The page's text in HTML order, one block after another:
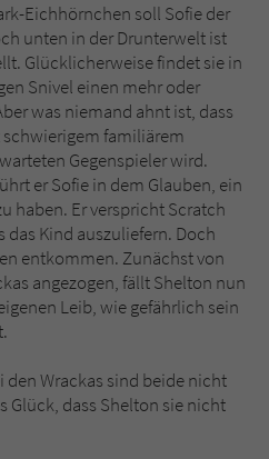
Eichhörnchen soll Sofie der
unten in der Drunterwelt ist
Glücklicherweise findet sie in
Snivel einen mehr oder
was niemand ahnt ist, dass
familiärem
Gegenspieler wird.
er Sofie in dem Glauben, ein
haben. Er verspricht Scratch
das Kind auszuliefern. Doch
entkommen. Zunächst von
angezogen, fällt Shelton nun
Leib, wie gefährlich sein
Wrackas sind beide nicht
Glück, dass Shelton sie nicht